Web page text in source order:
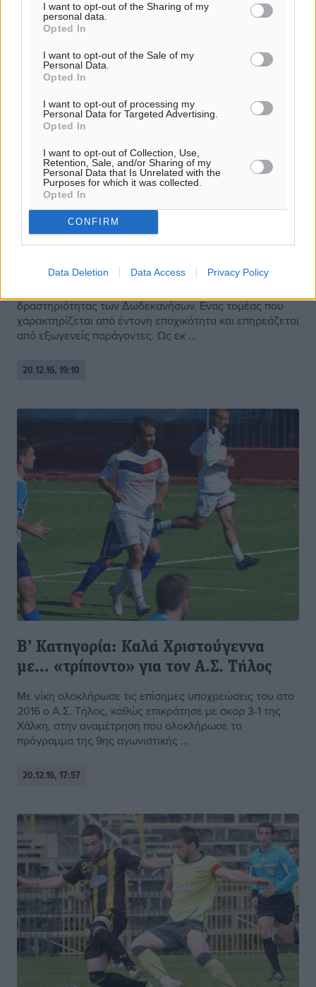
I want to opt-out of the Sharing of my
personal data.
Opted In
I want to opt-out of the Sale of my
Personal Data.
Opted In
I want to opt-out of processing my
Personal Data for Targeted Advertising.
Opted In
I want to opt-out of Collection, Use,
Retention, Sale, and/or Sharing of my
Personal Data that Is Unrelated with the
Purposes for which it was collected.
Opted In
CONFIRM
Data Deletion Data Access Privacy Policy
Η οικονομία των Δωδεκανήσων
ξεκινάει από τον τουρισμό
δραστηριότητας των Δωδεκανήσων. Ενας τομέας που
χαρακτηρίζεται από έντονη εποχικότητα και επηρεάζεται
από εξωγενείς παράγοντες. Ως εκ ...
20.12.16, 19:10
Β’ Κατηγορία: Καλά Χριστούγεννα
με… «τρίποντο» για τον Α.Σ. Τήλος
Με νίκη ολοκλήρωσε τις επίσημες υποχρεώσεις του στο
2016 ο Α.Σ. Τήλος, καθώς επικράτησε με σκορ 3-1 της
Χάλκη, στην αναμέτρηση που ολοκλήρωσε το
πρόγραμμα της 9ης αγωνιστικής ...
20.12.16, 17:57